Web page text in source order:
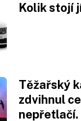
Kolik stojí
Těžařský
zdvihnul
nepřetlačí.